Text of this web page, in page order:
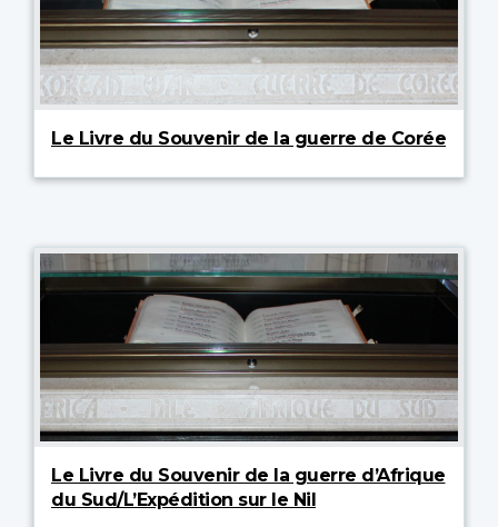
Le Livre du Souvenir de la guerre de Corée
Le Livre du Souvenir de la guerre d’Afrique
du Sud/L’Expédition sur le Nil